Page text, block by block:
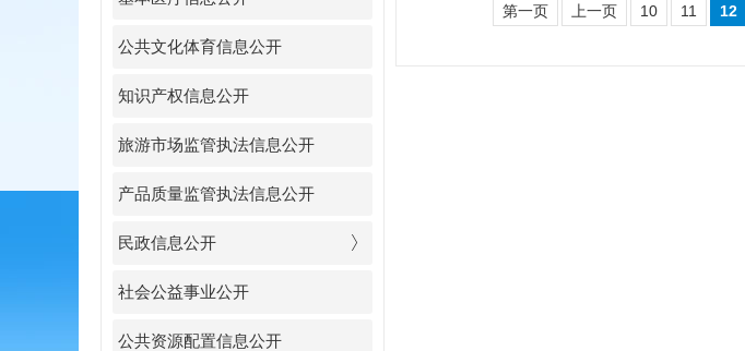
公共文化体育信息公开
知识产权信息公开
旅游市场监管执法信息公开
产品质量监管执法信息公开
民政信息公开
社会公益事业公开
公共资源配置信息公开
第一页 上一页 10 11 12